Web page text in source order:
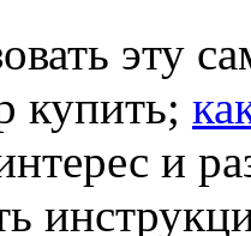
эту
купить;
и